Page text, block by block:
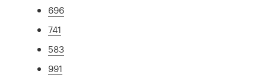
696
741
583
991